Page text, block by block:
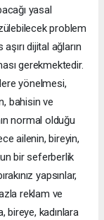
yasal
problem
dijital ağların
gerekmektedir.
yönelmesi,
bahisin ve
normal olduğu
ailenin, bireyin,
bir seferberlik
yapsınlar,
reklam ve
bireye, kadınlara